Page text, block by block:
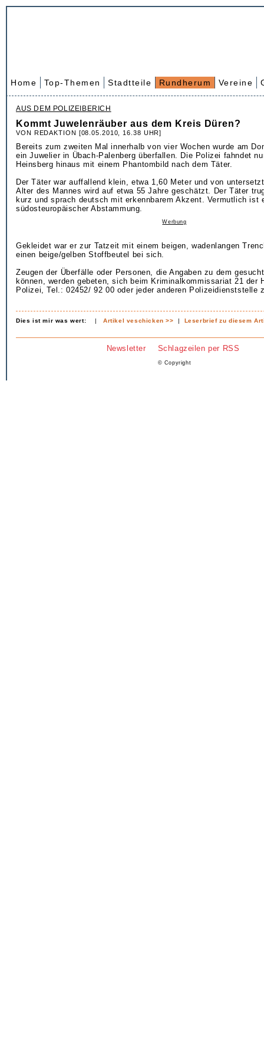
Home Top-Themen Stadtteile Rundherum Vereine
AUS DEM POLIZEIBERICH
Kommt Juwelenräuber aus dem Kreis Düren?
VON REDAKTION [08.05.2010, 16.38 UHR]
Bereits zum zweiten Mal innerhalb von vier Wochen wurde am
ein Juwelier in Übach-Palenberg überfallen. Die Polizei fahndet
Heinsberg hinaus mit einem Phantombild nach dem Täter.
Der Täter war auffallend klein, etwa 1,60 Meter und von
Alter des Mannes wird auf etwa 55 Jahre geschätzt. Der Täter
kurz und sprach deutsch mit erkennbarem Akzent. Vermutlich ist
südosteuropäischer Abstammung.
Werbung
Gekleidet war er zur Tatzeit mit einem beigen, wadenlangen
einen beige/gelben Stoffbeutel bei sich.
Zeugen der Überfälle oder Personen, die Angaben zu dem
können, werden gebeten, sich beim Kriminalkommissariat 21 der
Polizei, Tel.: 02452/ 92 00 oder jeder anderen Polizeidienststelle
Dies ist mir was wert: |Artikel veschicken >> | Leserbrief zu diesem
Newsletter Schlagzeilen per RSS
© Copyright